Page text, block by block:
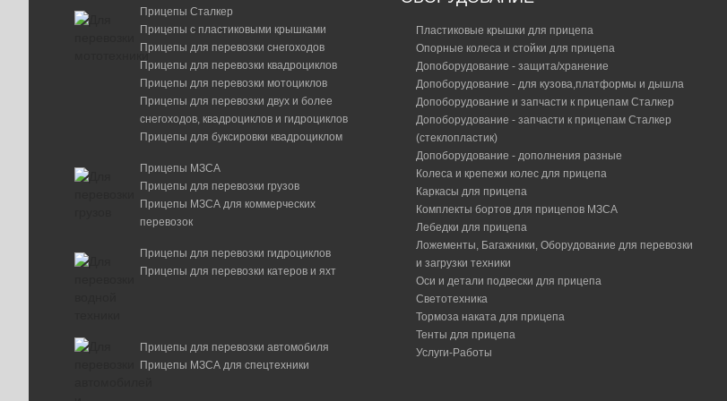
Опорное колесо 150 кг со стояночным тормозом
с хомутом и крепежом
6 200 р.
25 091 р.
Проставочная скоба сцепного устройства для
4 500 р.
Противоугонное устройство Safety Universal
(АLKO Арт. 1224 081)
5 200 р.
Скоба грузовая (дополнительно)
790 р. – +
Стойка опорная 200 МЗСА 2740.0002
4 200 р.
Тент 191205 МЗСА 8508.0059
3 700 р.
Тент 191211 МЗСА 8508.0060
6 650 р.
1 550 р.
Упор переднего колеса мотоцикла с захватом
(прицепы "МЗСА")
10 600 р.
Прицепы Сталкер
Прицепы с пластиковыми крышками
Прицепы для перевозки снегоходов
Прицепы для перевозки квадроциклов
Прицепы для перевозки мотоциклов
Прицепы для перевозки двух и более
снегоходов, квадроциклов и гидроциклов
Прицепы для буксировки квадроциклом
Прицепы МЗСА
Прицепы для перевозки грузов
Прицепы МЗСА для коммерческих
перевозок
Прицепы для перевозки гидроциклов
Прицепы для перевозки катеров и яхт
Прицепы для перевозки автомобиля
Прицепы МЗСА для спецтехники
Пластиковые крышки для прицепа
Опорные колеса и стойки для прицепа
Допоборудование - защита/хранение
Допоборудование - для кузова,платформы и дышла
Допоборудование и запчасти к прицепам Сталкер
Допоборудование - запчасти к прицепам Сталкер
(стеклопластик)
Допоборудование - дополнения разные
Колеса и крепежи колес для прицепа
Каркасы для прицепа
Комплекты бортов для прицепов МЗСА
Лебедки для прицепа
Ложементы, Багажники, Оборудование для перевозки
и загрузки техники
Оси и детали подвески для прицепа
Светотехника
Тормоза наката для прицепа
Тенты для прицепа
Услуги-Работы